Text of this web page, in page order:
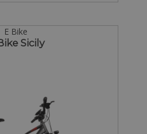
E Bike
Sicily